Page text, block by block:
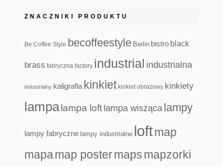
ZNACZNIKI PRODUKTU
Be Coffee Style becoffeestyle Berlin bistro black
brass fabryczna factory industrial industrialna
industrialny kaligrafia kinkiet kinkiet obrazowy kinkiety
lampa lampa loft lampa wisząca lampy
lampy fabryczne lampy industrialne loftmap
mapamap postermapsmapzorki